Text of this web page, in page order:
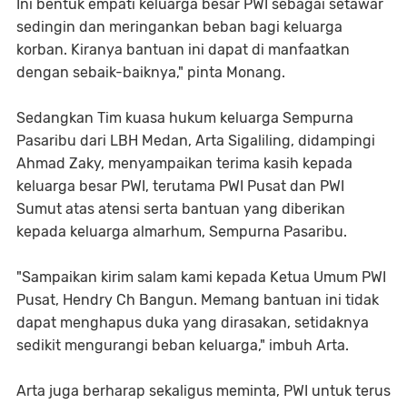
Ini bentuk empati keluarga besar PWI sebagai setawar
sedingin dan meringankan beban bagi keluarga
korban. Kiranya bantuan ini dapat di manfaatkan
dengan sebaik-baiknya," pinta Monang.
Sedangkan Tim kuasa hukum keluarga Sempurna
Pasaribu dari LBH Medan, Arta Sigaliling, didampingi
Ahmad Zaky, menyampaikan terima kasih kepada
keluarga besar PWI, terutama PWI Pusat dan PWI
Sumut atas atensi serta bantuan yang diberikan
kepada keluarga almarhum, Sempurna Pasaribu.
"Sampaikan kirim salam kami kepada Ketua Umum PWI
Pusat, Hendry Ch Bangun. Memang bantuan ini tidak
dapat menghapus duka yang dirasakan, setidaknya
sedikit mengurangi beban keluarga," imbuh Arta.
Arta juga berharap sekaligus meminta, PWI untuk terus